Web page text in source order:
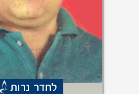
לחדר נרות